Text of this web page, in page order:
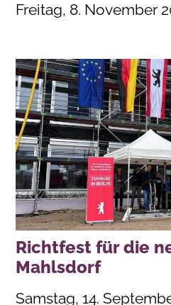
Freitag, 8. November
Richtfest für die
Mahlsdorf
Samstag, 14.